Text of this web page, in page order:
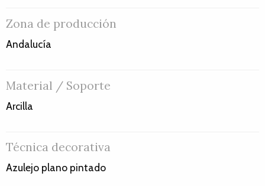
Zona de producción
Andalucía
Material / Soporte
Arcilla
Técnica decorativa
Azulejo plano pintado